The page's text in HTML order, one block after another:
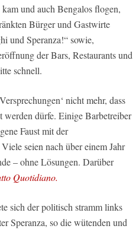
und auch Bengalos flogen,
Bürger und Gastwirte
und Speranza!“ sowie,
der Bars, Restaurants und
schnell.
nicht mehr, dass
dürfe. Einige Barbetreiber
Faust mit der
seien nach über einem Jahr
– ohne Lösungen. Darüber
Quotidiano.
sich der politisch stramm links
Speranza, so die wütenden und